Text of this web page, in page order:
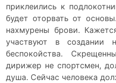
приклеились к
будет оторвать от
нахмурены брови.
участвуют в создании
беспокойства.
дирижер не спортсмен,
душа. Сейчас человека